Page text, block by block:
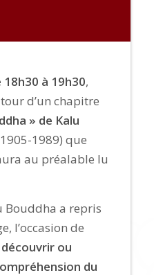
à 19h30,
d’un chapitre
» de Kalu
1989) que
au préalable lu
Bouddha a repris
l’occasion de
découvrir ou
du